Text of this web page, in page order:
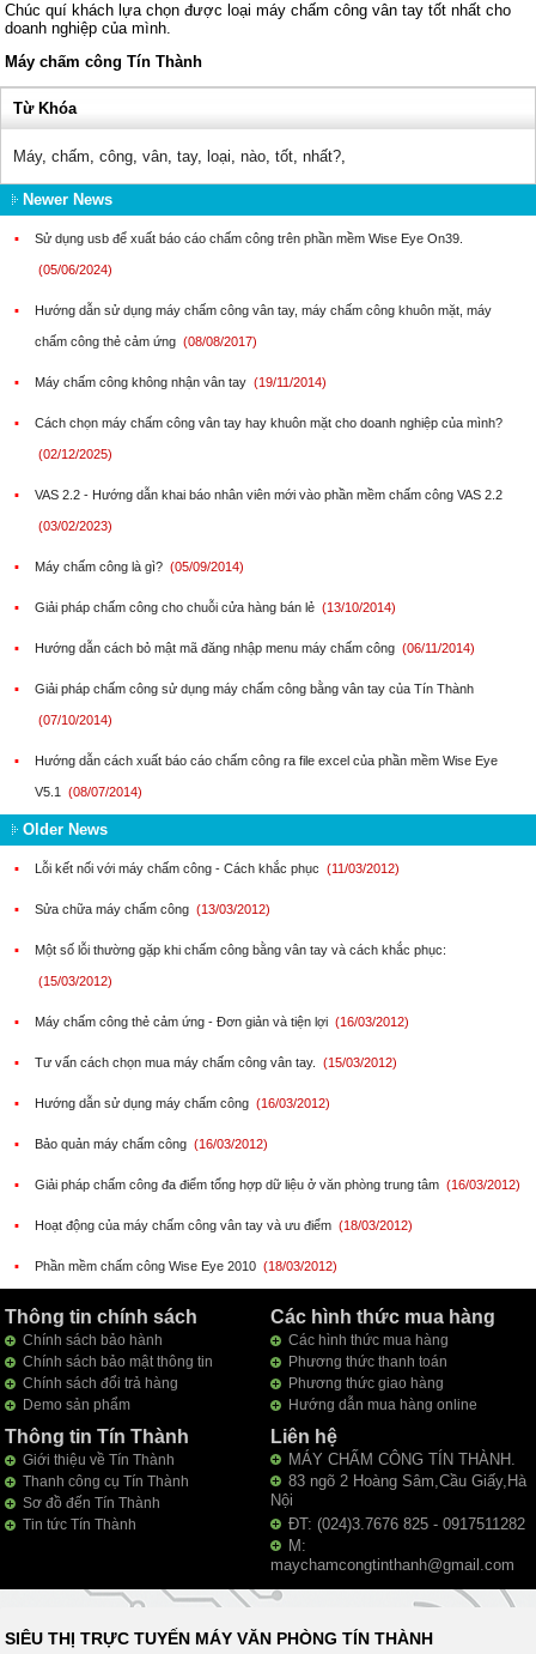
Chúc quí khách lựa chọn được loại máy chấm công vân tay tốt nhất cho
doanh nghiệp của mình.
Máy chấm công Tín Thành
Từ Khóa
Máy, chấm, công, vân, tay, loại, nào, tốt, nhất?,
Newer News
▪ Sử dụng usb để xuất báo cáo chấm công trên phần mềm Wise Eye On39.
(05/06/2024)
▪ Hướng dẫn sử dụng máy chấm công vân tay, máy chấm công khuôn mặt, máy
chấm công thẻ cảm ứng (08/08/2017)
▪ Máy chấm công không nhận vân tay (19/11/2014)
▪ Cách chọn máy chấm công vân tay hay khuôn mặt cho doanh nghiệp của mình?
(02/12/2025)
▪ VAS 2.2 - Hướng dẫn khai báo nhân viên mới vào phần mềm chấm công VAS 2.2
(03/02/2023)
▪ Máy chấm công là gì? (05/09/2014)
▪ Giải pháp chấm công cho chuỗi cửa hàng bán lẻ (13/10/2014)
▪ Hướng dẫn cách bỏ mật mã đăng nhập menu máy chấm công (06/11/2014)
▪ Giải pháp chấm công sử dụng máy chấm công bằng vân tay của Tín Thành
(07/10/2014)
▪ Hướng dẫn cách xuất báo cáo chấm công ra file excel của phần mềm Wise Eye
V5.1 (08/07/2014)
Older News
▪ Lỗi kết nối với máy chấm công - Cách khắc phục (11/03/2012)
▪ Sửa chữa máy chấm công (13/03/2012)
▪ Một số lỗi thường gặp khi chấm công bằng vân tay và cách khắc phục:
(15/03/2012)
▪ Máy chấm công thẻ cảm ứng - Đơn giản và tiện lợi (16/03/2012)
▪ Tư vấn cách chọn mua máy chấm công vân tay. (15/03/2012)
▪ Hướng dẫn sử dụng máy chấm công (16/03/2012)
▪ Bảo quản máy chấm công (16/03/2012)
▪ Giải pháp chấm công đa điểm tổng hợp dữ liệu ở văn phòng trung tâm (16/03/2012)
▪ Hoạt động của máy chấm công vân tay và ưu điểm (18/03/2012)
▪ Phần mềm chấm công Wise Eye 2010 (18/03/2012)
Thông tin chính sách
Chính sách bảo hành
Chính sách bảo mật thông tin
Chính sách đổi trả hàng
Demo sản phẩm
Các hình thức mua hàng
Các hình thức mua hàng
Phương thức thanh toán
Phương thức giao hàng
Hướng dẫn mua hàng online
Thông tin Tín Thành
Giới thiệu về Tín Thành
Thanh công cụ Tín Thành
Sơ đồ đến Tín Thành
Tin tức Tín Thành
Liên hệ
MÁY CHẤM CÔNG TÍN THÀNH.
83 ngõ 2 Hoàng Sâm,Cầu Giấy,Hà
Nội
ĐT: (024)3.7676 825 - 0917511282
M:
maychamcongtinthanh@gmail.com
SIÊU THỊ TRỰC TUYẾN MÁY VĂN PHÒNG TÍN THÀNH